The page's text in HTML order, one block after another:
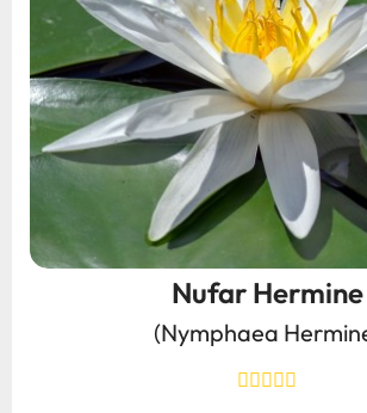
Nufar Hermine
(Nymphaea